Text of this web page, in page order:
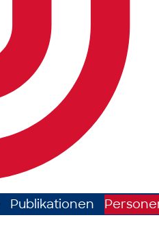
Publikationen